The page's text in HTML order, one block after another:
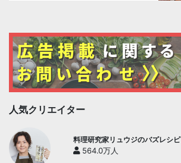
人気クリエイター
料理研究家リュウジのバズレシピ
564.0万人